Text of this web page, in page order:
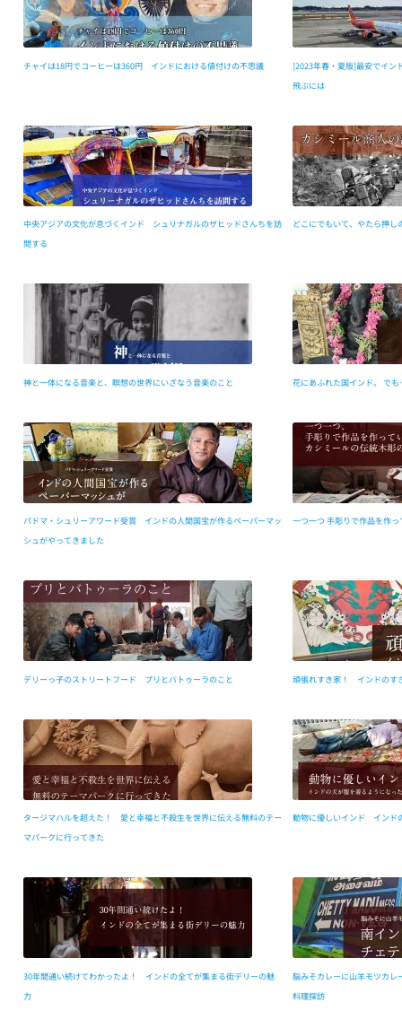
チャイは18円でコーヒーは360円 インドにおける値付けの不思議
[2023年春・夏版]最安でイ
飛ぶには
中央アジアの文化が息づくインド シュリナガルのザヒッドさんちを訪
問する
どこにでもいて、やたら押
神と一体になる音楽と、瞑想の世界にいざなう音楽のこと 花にあふれた国インド。 で
パドマ・シュリーアワード受賞 インドの人間国宝が作るペーパーマッ
シュがやってきました
一つ一つ 手彫りで作品を作
デリーっ子のストリートフード プリとバトゥーラのこと 頑張れすき家！ インドのす
タージマハルを超えた！ 愛と幸福と不殺生を世界に伝える無料のテー
マパークに行ってきた
動物に優しいインド インド
30年間通い続けてわかったよ！ インドの全てが集まる街デリーの魅
力
脳みそカレーに山羊モツカレ
料理探訪